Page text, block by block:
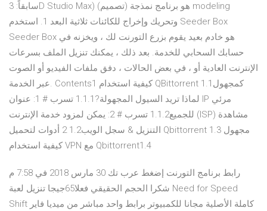
سابقاً: 3D Studio Max) هو برنامج نمذجة (تصميم) modeling
وتحريك وإخراج للكائنات ثلاثية البعد 1. استخدم Seeder Box
Seeder Box هو خادم بعيد يقوم بزرع التورنت لك ، ويخزنه في
حسابك السحابي للخدمة. بعد ذلك ، يمكنك تنزيل الملف بسرعات
الإنترنت العادية أو ، في بعض الحالات ، دفق ملفات الفيديو أو الصوت
عبر الخدمة. Contents1 كيفية استخدام QBittorrent كمجهول1.1
لماذا تريد السيول المجهولة?1.1.1 تسرب # 1: عنوان IP مرئي
للجميع1.1.2 تسرب # 2: يمكن لمزود خدمة الإنترنت (ISP) مشاهدة
التنزيل & سجل الويب1.2 2 أدوات لتحميل Qbittorrent مجهول 1.3
كيفية استخدام VPN مع Qbittorrent1.4
رابط برنامج التورنت إضغط عرب تك 30 مارس 2018 في 7:58 م
شكرا الحجم الحقيقي فعلا65جيجا تنزيل لعبة Need for Speed
Shift كاملة الأصلية مجانا للكمبيوتر برابط واحد مباشر من ميديا فاير